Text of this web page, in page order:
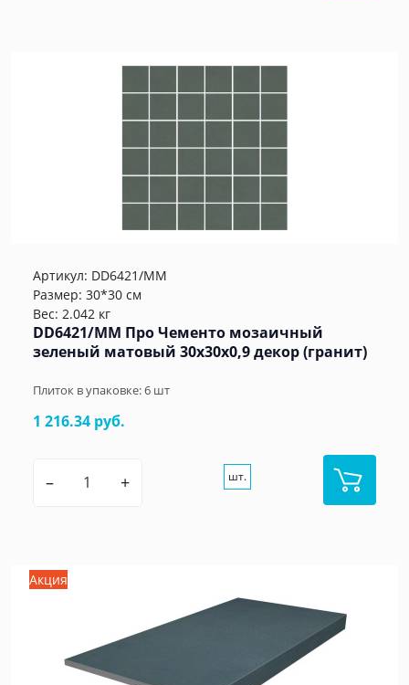
Артикул: DD6421/MM
Размер: 30*30 см
Вес: 2.042 кг
DD6421/MM Про Чементо мозаичный
зеленый матовый 30x30x0,9 декор (гранит)
Плиток в упаковке:6 шт
1 216.34 руб.
– + шт.
Акция